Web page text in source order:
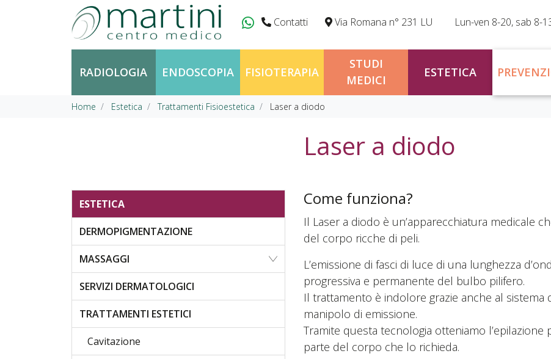
Vai al contenuto
Contatti Via Romana n° 231 LU Lun-ven 8-20, sab 8-
RADIOLOGIA ENDOSCOPIA FISIOTERAPIA
STUDI
MEDICI
ESTETICA
Home Estetica Trattamenti Fisioestetica Laser a diodo
ESTETICA
DERMOPIGMENTAZIONE
MASSAGGI
SERVIZI DERMATOLOGICI
TRATTAMENTI ESTETICI
Cavitazione
Laser a diodo
Come funziona?
Il Laser a diodo è un’apparecchiatura medicale
del corpo ricche di peli.
L’emissione di fasci di luce di una lunghezza
progressiva e permanente del bulbo pilifero.
Il trattamento è indolore grazie anche al
manipolo di emissione.
Tramite questa tecnologia otteniamo
parte del corpo che lo richieda.